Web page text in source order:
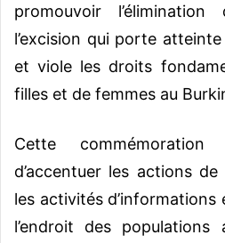
promouvoir
l’excision qui porte
et viole les droits
filles et de femmes au
Cette commémoration
d’accentuer les actions
les activités d’informations
l’endroit des